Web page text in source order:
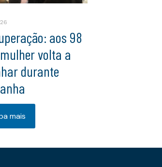
aos 98
volta a
durante
mais